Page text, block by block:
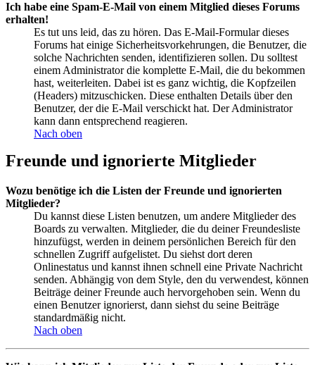
Ich habe eine Spam-E-Mail von einem Mitglied dieses Forums
erhalten!
Es tut uns leid, das zu hören. Das E-Mail-Formular dieses
Forums hat einige Sicherheitsvorkehrungen, die Benutzer, die
solche Nachrichten senden, identifizieren sollen. Du solltest
einem Administrator die komplette E-Mail, die du bekommen
hast, weiterleiten. Dabei ist es ganz wichtig, die Kopfzeilen
(Headers) mitzuschicken. Diese enthalten Details über den
Benutzer, der die E-Mail verschickt hat. Der Administrator
kann dann entsprechend reagieren.
Nach oben
Freunde und ignorierte Mitglieder
Wozu benötige ich die Listen der Freunde und ignorierten
Mitglieder?
Du kannst diese Listen benutzen, um andere Mitglieder des
Boards zu verwalten. Mitglieder, die du deiner Freundesliste
hinzufügst, werden in deinem persönlichen Bereich für den
schnellen Zugriff aufgelistet. Du siehst dort deren
Onlinestatus und kannst ihnen schnell eine Private Nachricht
senden. Abhängig von dem Style, den du verwendest, können
Beiträge deiner Freunde auch hervorgehoben sein. Wenn du
einen Benutzer ignorierst, dann siehst du seine Beiträge
standardmäßig nicht.
Nach oben